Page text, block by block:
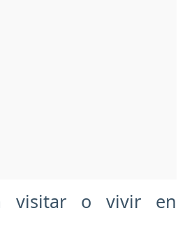
visitar o vivir en